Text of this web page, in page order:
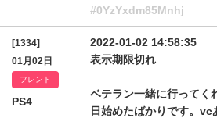
#0YzYxdm85Mnhj
[1334]
01月02日
フレンド
PS4
2022-01-02 14:58:35
表示期限切れ
ベテラン一緒に行ってく
日始めたばかりです。vc